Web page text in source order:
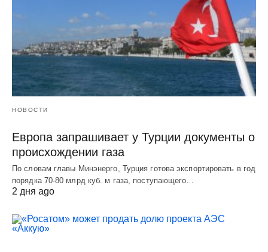
НОВОСТИ
Европа запрашивает у Турции документы о
происхождении газа
По словам главы Минэнерго, Турция готова экспортировать в год
порядка 70-80 млрд куб. м газа, поступающего…
2 дня ago